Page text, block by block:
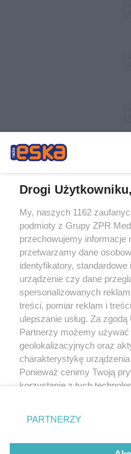
Żaden utwór zamieszczony w
rozpowszechniany lub dalej
tym także elektroniczny lub
eksploatacji w jakiejkolwiek formie,
bez pisemnej zgody właściciela
wykorzystanie utworów w całości
bez właściwej zgody, jest
prawnie.
O
Drogi Użytkowniku,
My, naszych 1162
podmioty z Grupy ZPR
przechowujemy informacje
przetwarzamy dane
identyfikatory,
urządzenie czy dane
spersonalizowanych
treści, pomiar reklam i
ulepszanie usług. Za
Partnerzy możemy używać
geolokalizacyjnych oraz
charakterystykę
Ponieważ cenimy Twoją
korzystanie z tych
zmienić/wycofać klikając
znajdujący się w lewym
rodzaje przetwarzania
PARTNERZY